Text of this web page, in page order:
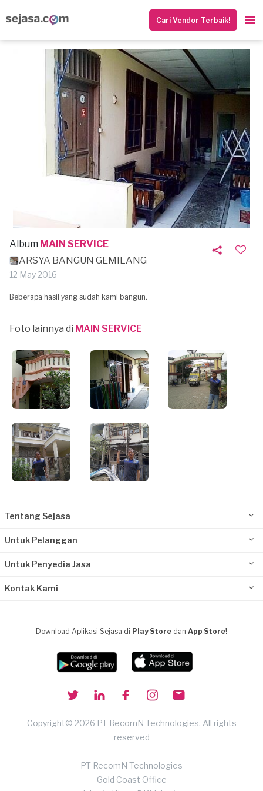
Cari Vendor Terbaik!
Album MAIN SERVICE
ARSYA BANGUN GEMILANG
12 May 2016
Beberapa hasil yang sudah kami bangun.
Foto lainnya di MAIN SERVICE
Tentang Sejasa
Untuk Pelanggan
Untuk Penyedia Jasa
Kontak Kami
Download Aplikasi Sejasa di Play Store dan App Store!
Copyright© 2026 PT RecomN Technologies, All rights
reserved
PT RecomN Technologies
Gold Coast Office